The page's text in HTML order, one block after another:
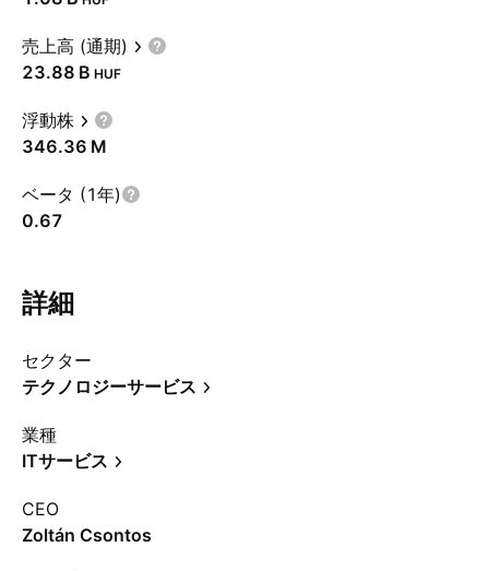
売上高 (通期)
‪23.88 B‬ HUF
浮動株
‪346.36 M‬
ベータ (1年)
0.67
詳細
セクター
テクノロジーサービス
業種
ITサービス
CEO
Zoltán Csontos